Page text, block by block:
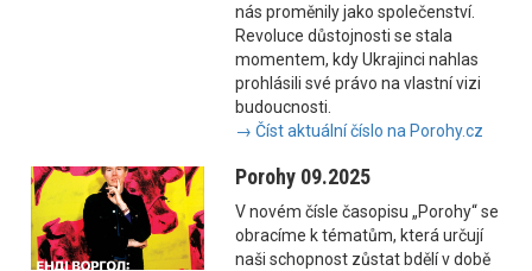
nás proměnily jako společenství.
Revoluce důstojnosti se stala
momentem, kdy Ukrajinci nahlas
prohlásili své právo na vlastní vizi
budoucnosti.
→ Číst aktuální číslo na Porohy.cz
Porohy 09.2025
V novém čísle časopisu „Porohy“ se
obracíme k tématům, která určují
naši schopnost zůstat bdělí v době